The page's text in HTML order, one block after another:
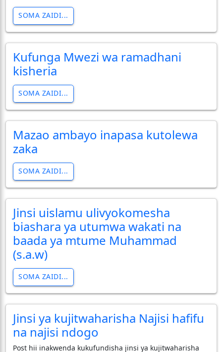
SOMA ZAIDI...
Kufunga Mwezi wa ramadhani
kisheria
SOMA ZAIDI...
Mazao ambayo inapasa kutolewa
zaka
SOMA ZAIDI...
Jinsi uislamu ulivyokomesha
biashara ya utumwa wakati na
baada ya mtume Muhammad
(s.a.w)
SOMA ZAIDI...
Jinsi ya kujitwaharisha Najisi hafifu
na najisi ndogo
Post hii inakwenda kukufundisha jinsi ya kujitwaharisha